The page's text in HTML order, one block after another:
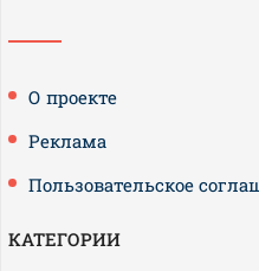
О проекте
Реклама
Пользовательское
КАТЕГОРИИ